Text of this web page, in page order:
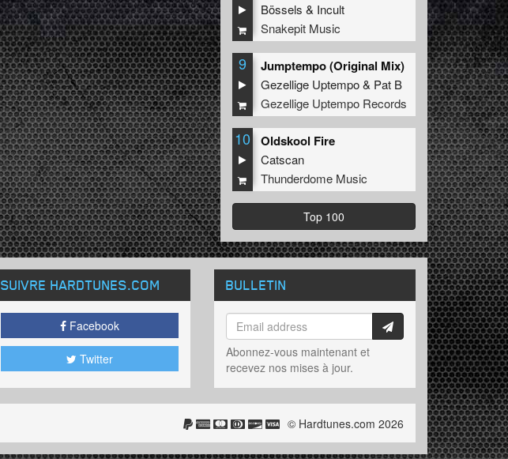
Bössels & Incult
Snakepit Music
9 Jumptempo (Original Mix)
Gezellige Uptempo& Pat B
Gezellige Uptempo Records
10 Oldskool Fire
Catscan
Thunderdome Music
Top 100
SUIVRE HARDTUNES.COM
Facebook
Twitter
BULLETIN
Abonnez-vous maintenant et
recevez nos mises à jour.
© Hardtunes.com 2026